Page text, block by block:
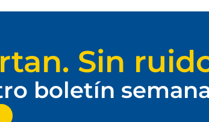
Sin
boletín